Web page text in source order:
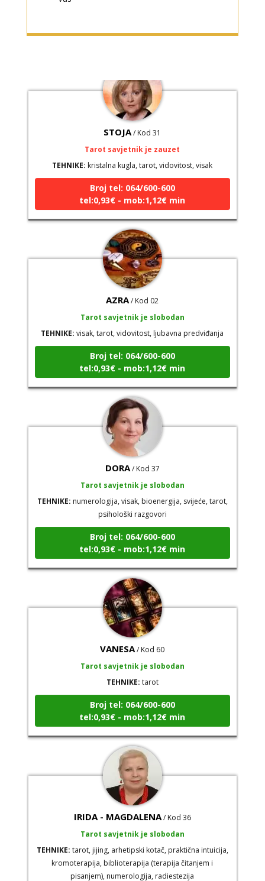
STOJA/ Kod 31
Tarot savjetnik je zauzet
kristalna kugla, tarot, vidovitost, visak
Broj tel: 064/600-600
tel:0,93€ - mob:1,12€ min
AZRA/ Kod 02
visak, tarot, vidovitost, ljubavna predviđanja
Broj tel: 064/600-600
tel:0,93€ - mob:1,12€ min
DORA/ Kod 37
numerologija, visak, bioenergija, svijeće, tarot,
psihološki razgovori
Broj tel: 064/600-600
tel:0,93€ - mob:1,12€ min
VANESA/ Kod 60
TEHNIKE: tarot
Broj tel: 064/600-600
tel:0,93€ - mob:1,12€ min
IRIDA - MAGDALENA
tarot, jijing, arhetipski kotač, praktična intuicija,
kromoterapija, biblioterapija (terapija čitanjem i
pisanjem), numerologija, radiestezija